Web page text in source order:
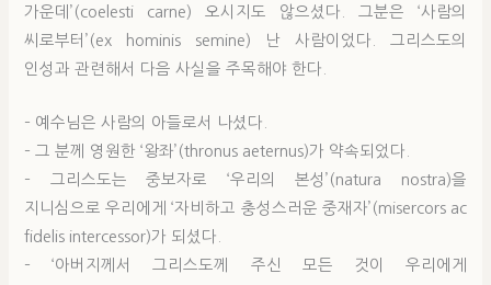
가운데’(coelesti carne) 오시지도 않으셨다. 그분은 ‘사람의
씨로부터’(ex hominis semine) 난 사람이었다. 그리스도의
인성과 관련해서 다음 사실을 주목해야 한다.
– 예수님은 사람의 아들로서 나셨다.
– 그 분께 영원한 ‘왕좌’(thronus aeternus)가 약속되었다.
– 그리스도는 중보자로 ‘우리의 본성’(natura nostra)을
지니심으로 우리에게 ‘자비하고 충성스러운 중재자’(misercors ac
fidelis intercessor)가 되셨다.
– ‘아버지께서 그리스도께 주신 모든 것이 우리에게